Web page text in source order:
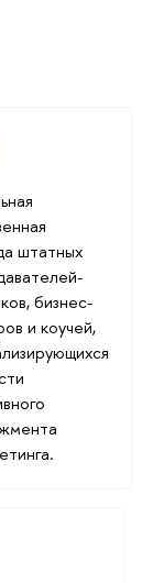
штатных
бизнес-
и коучей,